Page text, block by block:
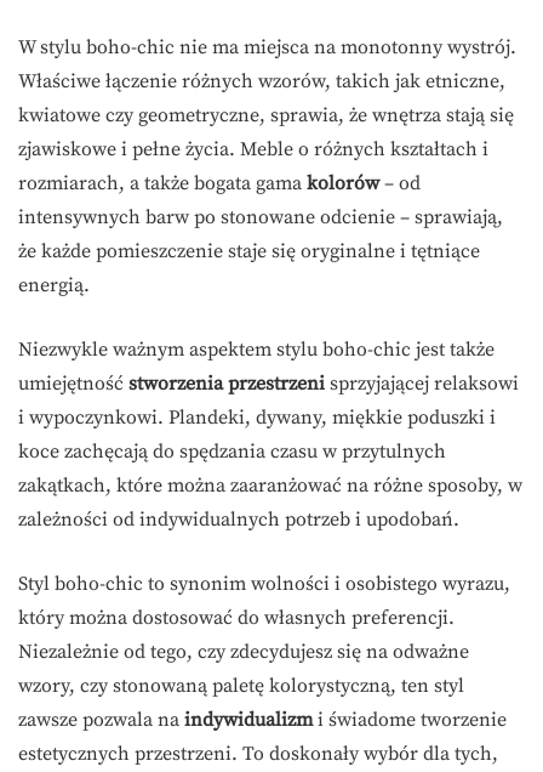
W stylu boho-chic nie ma miejsca na monotonny wystrój.
Właściwe łączenie różnych wzorów, takich jak etniczne,
kwiatowe czy geometryczne, sprawia, że wnętrza stają się
zjawiskowe i pełne życia. Meble o różnych kształtach i
rozmiarach, a także bogata gama kolorów– od
intensywnych barw po stonowane odcienie – sprawiają,
że każde pomieszczenie staje się oryginalne i tętniące
energią.
Niezwykle ważnym aspektem stylu boho-chic jest także
umiejętność stworzenia przestrzeni sprzyjającej relaksowi
i wypoczynkowi. Plandeki, dywany, miękkie poduszki i
koce zachęcają do spędzania czasu w przytulnych
zakątkach, które można zaaranżować na różne sposoby, w
zależności od indywidualnych potrzeb i upodobań.
Styl boho-chic to synonim wolności i osobistego wyrazu,
który można dostosować do własnych preferencji.
Niezależnie od tego, czy zdecydujesz się na odważne
wzory, czy stonowaną paletę kolorystyczną, ten styl
zawsze pozwala na indywidualizmi świadome tworzenie
estetycznych przestrzeni. To doskonały wybór dla tych,